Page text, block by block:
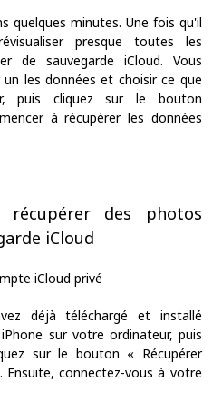
quelques minutes. Une fois qu'il
presque toutes les
de sauvegarde iCloud. Vous
les données et choisir ce que
puis cliquez sur le bouton
à récupérer les données
récupérer des photos
iCloud
iCloud privé
déjà téléchargé et installé
sur votre ordinateur, puis
sur le bouton « Récupérer
Ensuite, connectez-vous à votre